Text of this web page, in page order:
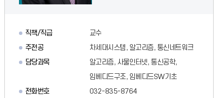
직책/직급
교수
주전공
차세대시스템, 알고리즘, 통신네트워크
담당과목
알고리즘, 사물인터넷, 통신공학,
임베디드구조, 임베디드SW기초
전화번호
032-835-8764